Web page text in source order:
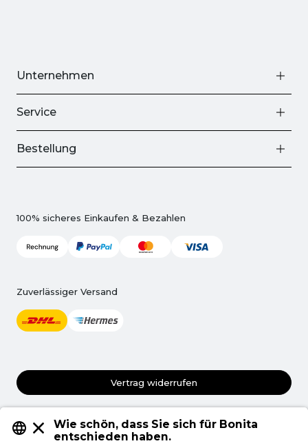
Unternehmen
Service
Bestellung
100% sicheres Einkaufen & Bezahlen
Zuverlässiger Versand
Vertrag widerrufen